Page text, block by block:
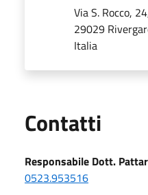
Via S. Rocco,
29029
Italia
Contatti
Responsabile Dott.
0523.953516